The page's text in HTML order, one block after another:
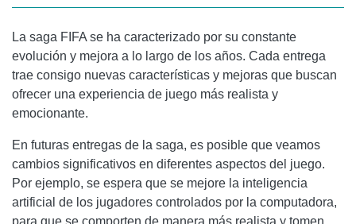
La saga FIFA se ha caracterizado por su constante
evolución y mejora a lo largo de los años. Cada entrega
trae consigo nuevas características y mejoras que buscan
ofrecer una experiencia de juego más realista y
emocionante.
En futuras entregas de la saga, es posible que veamos
cambios significativos en diferentes aspectos del juego.
Por ejemplo, se espera que se mejore la inteligencia
artificial de los jugadores controlados por la computadora,